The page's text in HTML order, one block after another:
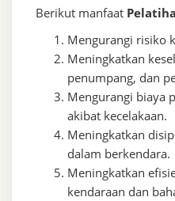
Berikut manfaat
Mengurangi risiko
Meningkatkan
penumpang, dan
Mengurangi biaya
akibat kecelakaan.
Meningkatkan
dalam berkendara.
Meningkatkan
kendaraan dan